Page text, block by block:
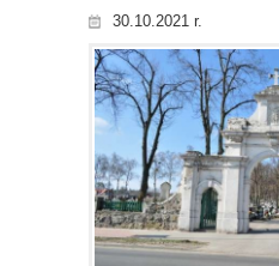
30.10.2021 r.